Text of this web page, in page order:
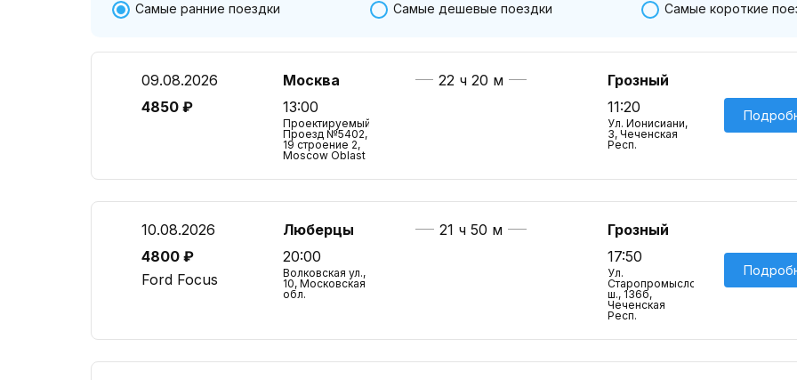
Самые ранние поездки Самые дешевые поездки Самые короткие
09.08.2026
4850 ₽
Москва
13:00
Проектируемый
Проезд №5402,
19 строение 2,
Moscow Oblast
22 ч 20 м
Грозный
11:20
Ул. Ионисиани,
3, Чеченская
Респ.
10.08.2026
4800 ₽
Ford Focus
Люберцы
20:00
Волковская ул.,
10, Московская
обл.
21 ч 50 м
Грозный
17:50
Ул.
Старопромысловское
ш., 136б,
Чеченская
Респ.